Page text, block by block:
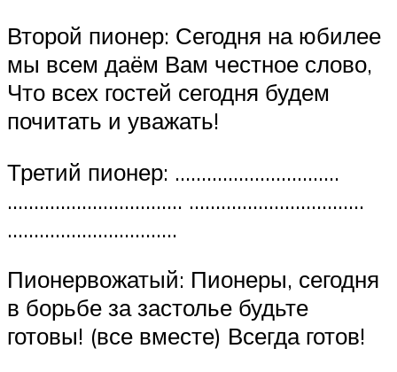
Второй пионер: Сегодня на юбилее
мы всем даём Вам честное слово,
Что всех гостей сегодня будем
почитать и уважать!
Третий пионер: ………………………….
…………………………… ……………………………
…………………………..
Пионервожатый: Пионеры, сегодня
в борьбе за застолье будьте
готовы! (все вместе) Всегда готов!